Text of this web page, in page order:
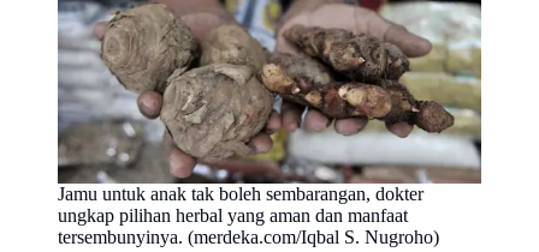
Jamu untuk anak tak boleh sembarangan, dokter
ungkap pilihan herbal yang aman dan manfaat
tersembunyinya. (merdeka.com/Iqbal S. Nugroho)